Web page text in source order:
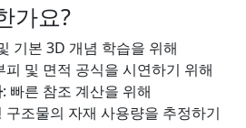
가요?
기본 3D 개념 학습을 위해
피 및 면적 공식을 시연하기 위해
: 빠른 참조 계산을 위해
구조물의 자재 사용량을 추정하기